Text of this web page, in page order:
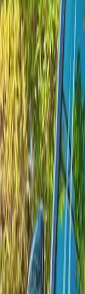
Modelos activos
3 modelos
Anuncios
Valoración media
4.8 / 5
Últimas entregas en
Segmentos
3 segmentos
Varios segmentos
Desde
800 MAD / día
Tarifa diaria de corta
Solicitar entrega de
Respondemos en
Colección en vivo
Modelos